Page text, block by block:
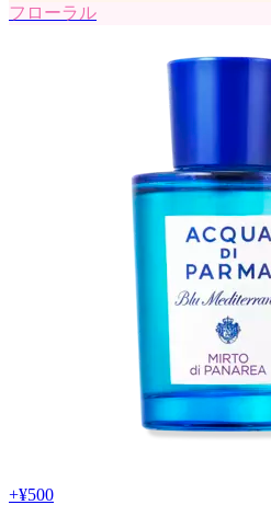
フローラル
+¥500